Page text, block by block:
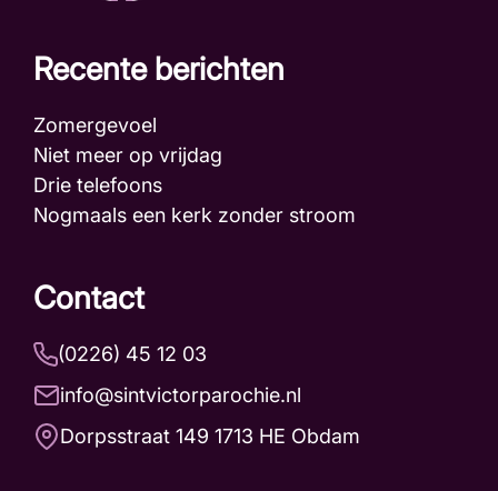
Recente berichten
Zomergevoel
Niet meer op vrijdag
Drie telefoons
Nogmaals een kerk zonder stroom
Contact
(0226) 45 12 03
info@sintvictorparochie.nl
Dorpsstraat 149 1713 HE Obdam